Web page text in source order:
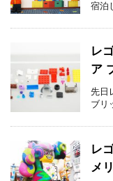
宿泊
レ
ア
先日
ブリ
レ
メ